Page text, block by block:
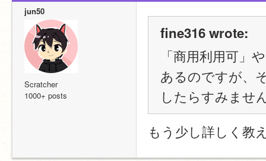
jun50
Scratcher
1000+ posts
fine316 wrote:
「商用利用可」
あるのですが、
したらすみませ
もう少し詳しく教